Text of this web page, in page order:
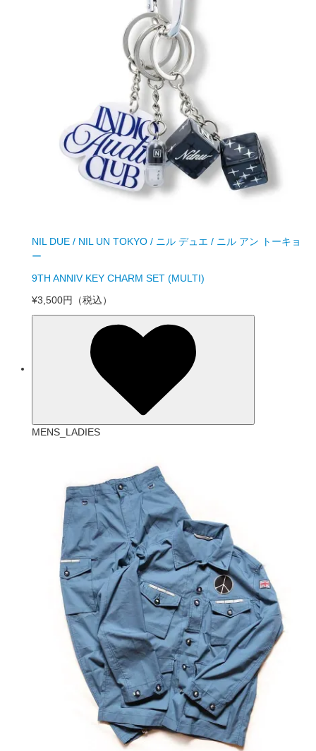
NIL DUE / NIL UN TOKYO / ニル デュエ / ニル アン トーキョ
ー
9TH ANNIV KEY CHARM SET (MULTI)
¥3,500円 （税込）
MENS_LADIES